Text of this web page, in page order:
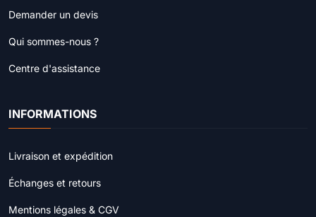
Demander un devis
Qui sommes-nous ?
Centre d'assistance
INFORMATIONS
Livraison et expédition
Échanges et retours
Mentions légales & CGV